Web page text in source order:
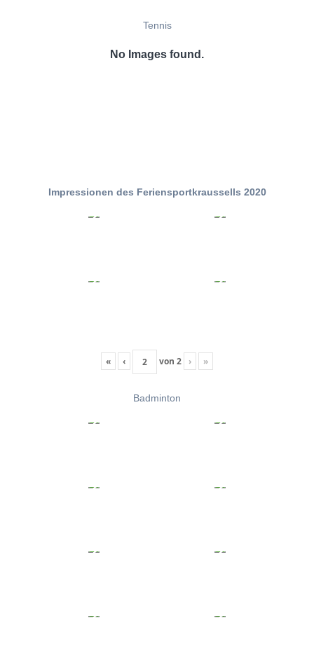
Tennis
No Images found.
Impressionen des Feriensportkraussells 2020
« ‹ von 2 › »
Badminton